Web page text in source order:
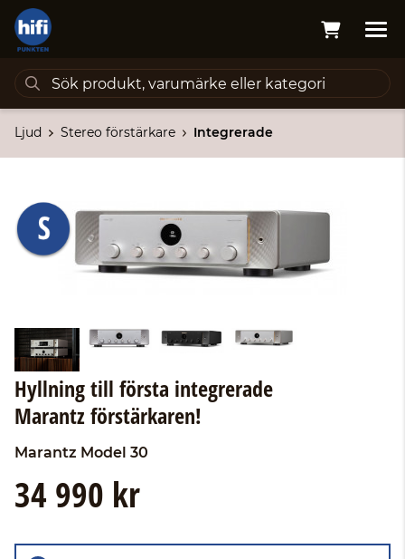
Ljud Stereo förstärkare Integrerade
Hyllning till första integrerade
Marantz förstärkaren!
Marantz Model 30
34 990 kr